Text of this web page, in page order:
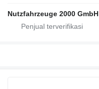
Nutzfahrzeuge 2000 GmbH